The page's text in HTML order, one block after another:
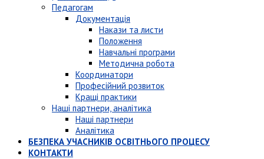
Педагогам
Документація
Накази та листи
Положення
Навчальні програми
Методична робота
Координатори
Професійний розвиток
Кращі практики
Наші партнери, аналітика
Наші партнери
Аналітика
БЕЗПЕКА УЧАСНИКІВ ОСВІТНЬОГО ПРОЦЕСУ
КОНТАКТИ